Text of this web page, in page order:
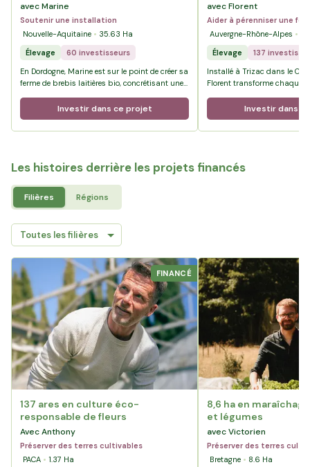
avec Marine
Soutenir une installation
Nouvelle-Aquitaine
35.63 Ha
Élevage
60 investisseurs
En Dordogne, Marine est sur le point de créer sa
ferme de brebis laitières bio, concrétisant une
depuis l’enfance.Investir dans ce projet
avec Florent
Aider à pérenniser une
Auvergne-Rhône-Alpes
Élevage
137
Installé à Trizac dans le
Florent transforme chaque
sécurisant aujourd’hui des
l’exploitation, il prépare
la transmission à son fils
Investir dans
Les histoires derrière les projets financés
Filières Régions
FINANCÉ
137 ares en culture éco-
responsable de fleurs
Avec Anthony
Préserver des terres cultivables
PACA
1.37 Ha
8,6 ha en
et légumes
avec Victorien
Préserver des terres
Bretagne
8.6 Ha